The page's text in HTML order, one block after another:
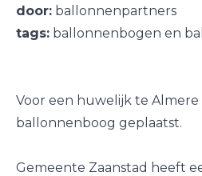
door: ballonnenpartners
tags: ballonnenbogen en
Voor een huwelijk te
ballonnenboog geplaatst.
Gemeente Zaanstad heeft